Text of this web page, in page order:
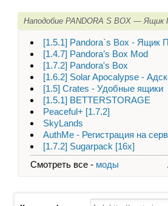
Наподобие PANDORA S BOX — Ящик
[1.5.1] Pandora`s Box - Ящик
[1.4.7] Pandora’s Box Mod
[1.7.2] Pandora's Box
[1.6.2] Solar Apocalypse -
[1.5] Crates - Удобные ящики
[1.5.1] BETTERSTORAGE
Peaceful+ [1.7.2]
SkyLands
AuthMe - Регистрация на
[1.7.2] Sugarpack [16х]
Смотреть все - моды